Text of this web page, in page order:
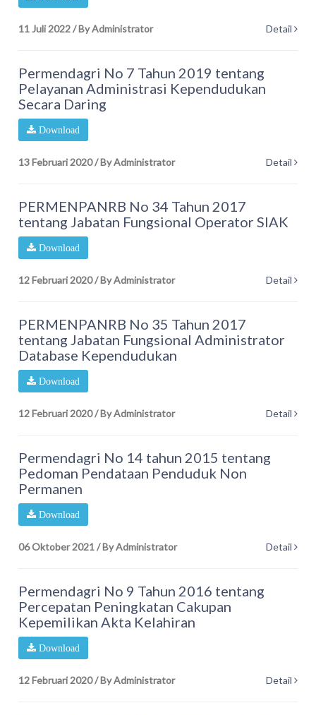
11 Juli 2022/By Administrator Detail
Permendagri No 7 Tahun 2019 tentang
Pelayanan Administrasi Kependudukan
Secara Daring
Download
13 Februari 2020/By Administrator Detail
PERMENPANRB No 34 Tahun 2017
tentang Jabatan Fungsional Operator SIAK
Download
12 Februari 2020/By Administrator Detail
PERMENPANRB No 35 Tahun 2017
tentang Jabatan Fungsional Administrator
Database Kependudukan
Download
12 Februari 2020/By Administrator Detail
Permendagri No 14 tahun 2015 tentang
Pedoman Pendataan Penduduk Non
Permanen
Download
06 Oktober 2021/By Administrator Detail
Permendagri No 9 Tahun 2016 tentang
Percepatan Peningkatan Cakupan
Kepemilikan Akta Kelahiran
Download
12 Februari 2020/By Administrator Detail